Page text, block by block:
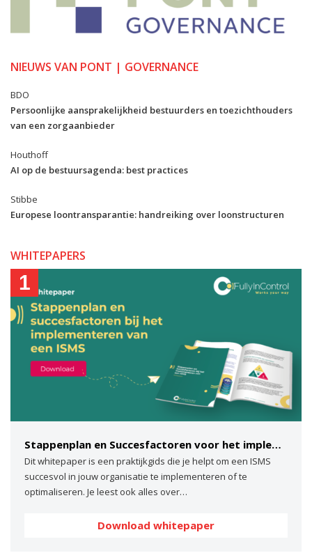
NIEUWS VAN PONT | GOVERNANCE
BDO
Persoonlijke aansprakelijkheid bestuurders en toezichthouders
van een zorgaanbieder
Houthoff
AI op de bestuursagenda: best practices
Stibbe
Europese loontransparantie: handreiking over loonstructuren
WHITEPAPERS
1
Stappenplan en Succesfactoren voor het implementeren van een ISMS
Dit whitepaper is een praktijkgids die je helpt om een ISMS
succesvol in jouw organisatie te implementeren of te
optimaliseren. Je leest ook alles over…
Download whitepaper